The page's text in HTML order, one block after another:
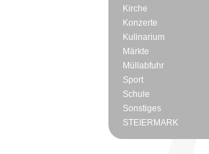
Kirche
Konzerte
Kulinarium
Märkte
Müllabfuhr
Sport
Schule
Sonstiges
STEIERMARK